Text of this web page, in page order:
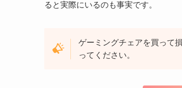
ると実際にいるのも事実です。
ゲーミングチェアを買って
ってください。